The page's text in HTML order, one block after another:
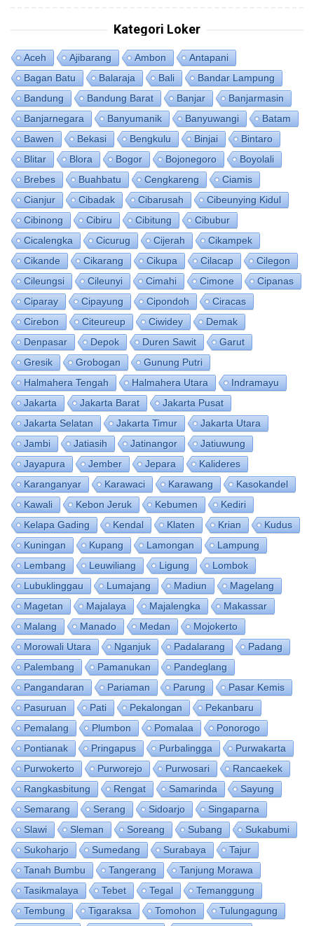
Kategori Loker
Aceh Ajibarang Ambon
Antapani
Bagan Batu
Balaraja Bali
Bandar Lampung
Bandung
Bandung Barat Banjar
Banjarmasin
Banjarnegara
Banyumanik Banyuwangi
Batam
Bawen
Bekasi Bengkulu Binjai
Bintaro
Blitar
Blora Bogor Bojonegoro
Boyolali
Brebes
Buahbatu Cengkareng
Ciamis
Cianjur
Cibadak Cibarusah
Cibeunying Kidul
Cibinong
Cibiru Cibitung
Cibubur
Cicalengka
Cicurug Cijerah
Cikampek
Cikande
Cikarang Cikupa Cilacap
Cilegon
Cileungsi
Cileunyi Cimahi Cimone
Cipanas
Ciparay
Cipayung Cipondoh
Ciracas
Cirebon
Citeureup Ciwidey
Demak
Denpasar
Depok Duren Sawit
Garut
Gresik
Grobogan
Gunung Putri
Halmahera Tengah
Halmahera Utara
Indramayu
Jakarta
Jakarta Barat
Jakarta Pusat
Jakarta Selatan
Jakarta Timur
Jakarta Utara
Jambi
Jatiasih Jatinangor
Jatiuwung
Jayapura
Jember Jepara
Kalideres
Karanganyar
Karawaci Karawang
Kasokandel
Kawali
Kebon Jeruk Kebumen
Kediri
Kelapa Gading
Kendal Klaten Krian
Kudus
Kuningan
Kupang Lamongan
Lampung
Lembang
Leuwiliang Ligung
Lombok
Lubuklinggau
Lumajang Madiun
Magelang
Magetan
Majalaya Majalengka
Makassar
Malang
Manado Medan
Mojokerto
Morowali Utara
Nganjuk Padalarang
Padang
Palembang
Pamanukan
Pandeglang
Pangandaran
Pariaman Parung
Pasar Kemis
Pasuruan
Pati Pekalongan
Pekanbaru
Pemalang
Plumbon Pomalaa
Ponorogo
Pontianak
Pringapus Purbalingga
Purwakarta
Purwokerto
Purworejo Purwosari
Rancaekek
Rangkasbitung
Rengat Samarinda
Sayung
Semarang
Serang Sidoarjo
Singaparna
Slawi
Sleman Soreang Subang
Sukabumi
Sukoharjo
Sumedang Surabaya
Tajur
Tanah Bumbu
Tangerang
Tanjung Morawa
Tasikmalaya
Tebet Tegal
Temanggung
Tembung
Tigaraksa Tomohon
Tulungagung